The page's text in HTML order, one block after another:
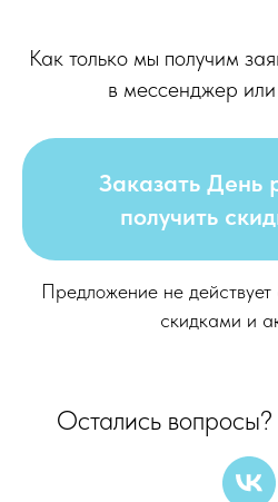
Как только мы получим
в мессенджер
Заказать День
получить
Предложение не
скидками и
Остались